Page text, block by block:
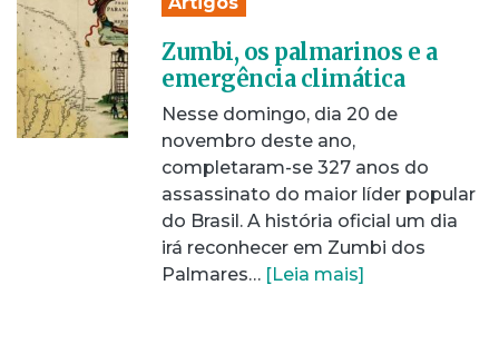
Zumbi, os palmarinos e a
emergência climática
Nesse domingo, dia 20 de
novembro deste ano,
completaram-se 327 anos do
assassinato do maior líder popular
do Brasil. A história oficial um dia
irá reconhecer em Zumbi dos
Palmares… [Leia mais]